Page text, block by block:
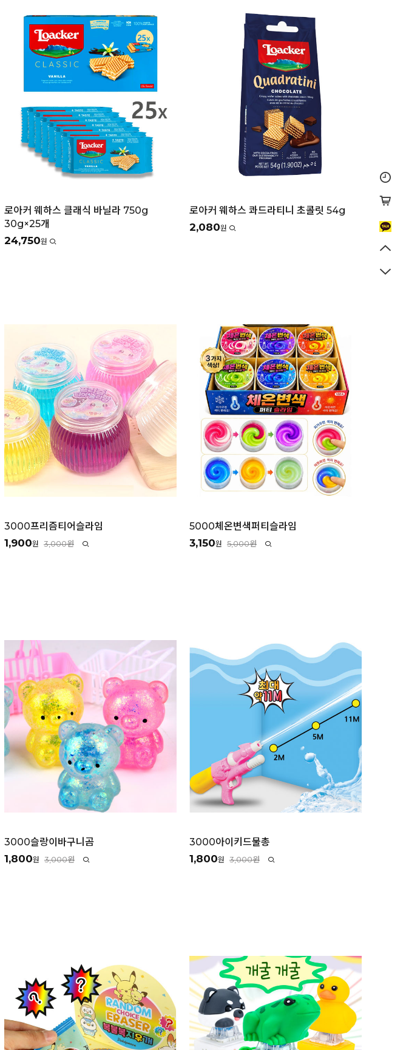
로아커 웨하스 클래식 바닐라 750g
30g×25개
24,750원
로아커 웨하스 콰드라티니 초콜릿 54g
2,080원
3000프리즘티어슬라임
1,900원 3,000원
5000체온변색퍼티슬라임
3,150원 5,000원
3000슬랑이바구니곰
1,800원 3,000원
3000아이키드물총
1,800원 3,000원